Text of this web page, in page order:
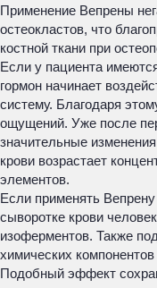
Применение Вепрены
остеокластов, что
костной ткани при
Если у пациента
гормон начинает
систему. Благодаря
ощущений. Уже после
значительные
крови возрастает
элементов.
Если применять
сыворотке крови
изоферментов. Также
химических
Подобный эффект